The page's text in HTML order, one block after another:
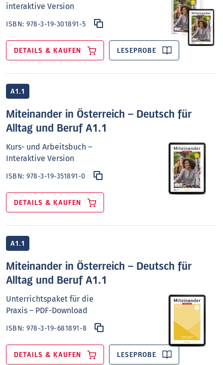
interaktive Version
ISBN:978-3-19-301891-5
DETAILS & KAUFEN LESEPROBE
A1.1
Miteinander in Österreich – Deutsch für
Alltag und Beruf A1.1
Kurs- und Arbeitsbuch –
Interaktive Version
ISBN:978-3-19-351891-0
DETAILS & KAUFEN
A1.1
Miteinander in Österreich – Deutsch für
Alltag und Beruf A1.1
Unterrichtspaket für die
Praxis – PDF-Download
ISBN:978-3-19-681891-8
DETAILS & KAUFEN LESEPROBE